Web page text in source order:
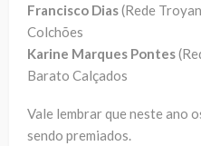
Francisco Dias(Rede
Colchões
Karine Marques Pontes
Barato Calçados
Vale lembrar que neste ano
sendo premiados.